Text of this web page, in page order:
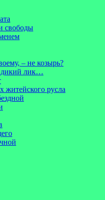
свободы
– не козырь?
дикий лик…
житейского русла